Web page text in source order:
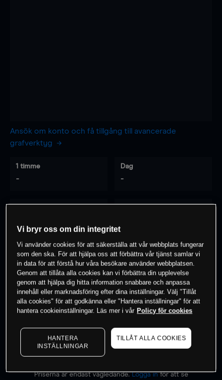
Ansök om konto och få tillgång till avancerade
grafverktyg
1 timme
-
Dag
-
0% av kunderna har en position i detta
instrument
Börja handla
Priserna är endast vägledande.Logga inför att se
Vi bryr oss om din integritet
Vi använder cookies för att säkerställa att vår webbplats fungerar
som den ska. För att hjälpa oss att förbättra vår tjänst samlar vi
in data för att förstå hur våra besökare använder webbplatsen.
Genom att tillåta alla cookies kan vi förbättra din upplevelse
genom att hjälpa dig hitta information snabbare och anpassa
innehåll eller marknadsföring efter dina inställningar. Välj "Tillåt
alla cookies" för att godkänna eller "Hantera inställningar" för att
hantera cookieinställningar. Läs mer i vår Policy för cookies
HANTERA
INSTÄLLNINGAR
TILLÅT ALLA COOKIES